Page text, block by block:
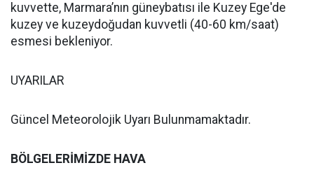
kuvvette, Marmara’nın güneybatısı ile Kuzey Ege'de
kuzey ve kuzeydoğudan kuvvetli (40-60 km/saat)
esmesi bekleniyor.
UYARILAR
Güncel Meteorolojik Uyarı Bulunmamaktadır.
BÖLGELERİMİZDE HAVA